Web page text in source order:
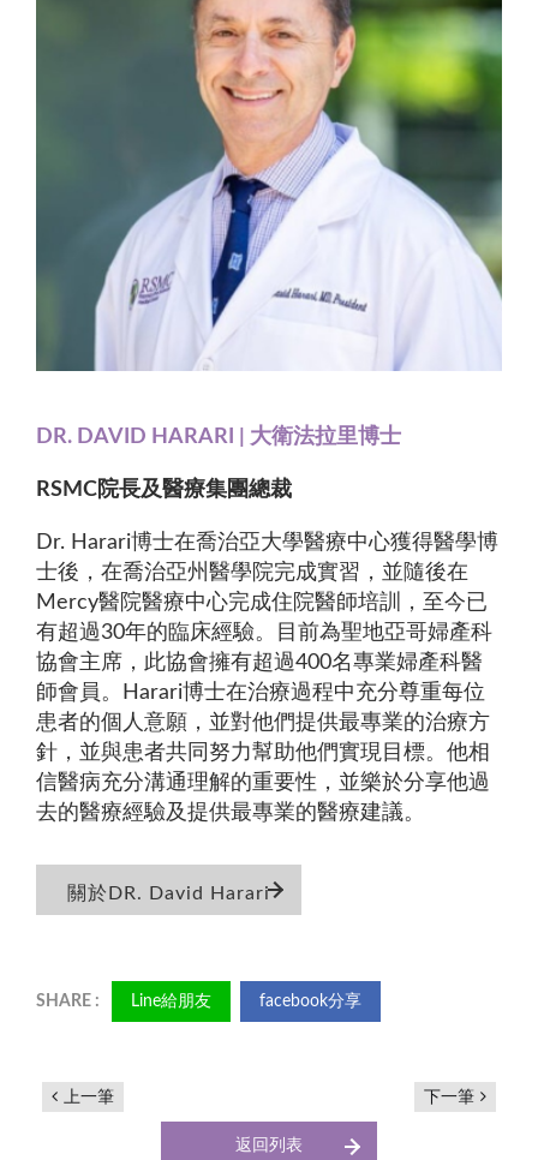
DR. DAVID HARARI | 大衛法拉里博士
RSMC院長及醫療集團總裁
Dr. Harari博士在喬治亞大學醫療中心獲得醫學博
士後，在喬治亞州醫學院完成實習，並隨後在
Mercy醫院醫療中心完成住院醫師培訓，至今已
有超過30年的臨床經驗。目前為聖地亞哥婦產科
協會主席，此協會擁有超過400名專業婦產科醫
師會員。Harari博士在治療過程中充分尊重每位
患者的個人意願，並對他們提供最專業的治療方
針，並與患者共同努力幫助他們實現目標。他相
信醫病充分溝通理解的重要性，並樂於分享他過
去的醫療經驗及提供最專業的醫療建議。
關於DR. David Harari
Line給朋友 facebook分享
上一筆 下一筆
返回列表